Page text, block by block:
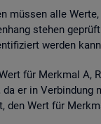
müs­sen alle
ste­hen
wer­den
für Merk­mal A,
da er in
den Wert für